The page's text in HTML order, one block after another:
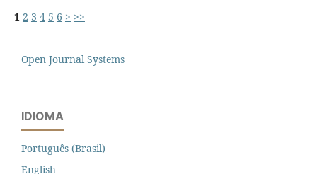
1 2 3 4 5 6 > >>
Open Journal Systems
IDIOMA
Português (Brasil)
English